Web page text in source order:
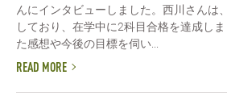
んにインタビューしました。西川さんは
しており、在学中に2科目合格を達成し
た感想や今後の目標を伺い...
READ MORE